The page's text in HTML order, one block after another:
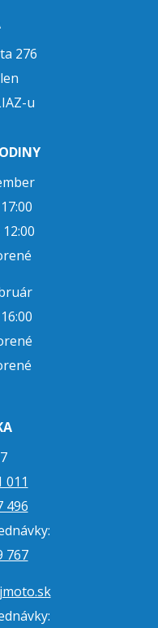
276
u
567
011
496
767